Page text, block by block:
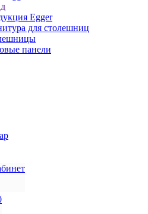
Egger
для столешниц
панели